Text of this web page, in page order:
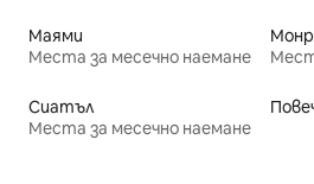
Маями
Места за месечно наемане
Сиатъл
Места за месечно наемане